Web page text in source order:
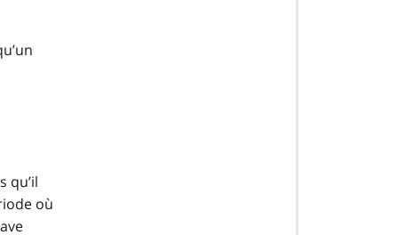
qu’il
où